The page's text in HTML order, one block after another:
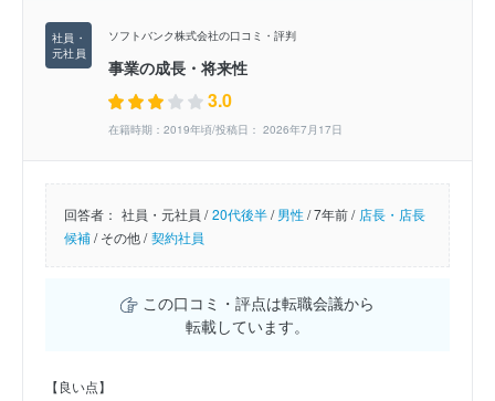
ソフトバンク株式会社の口コミ・評判
事業の成長・将来性
3.0
在籍時期：2019年頃/投稿日： 2026年7月17日
回答者： 社員・元社員 / 20代後半/男性/7年前 / 店長・店長
候補/その他 / 契約社員
この口コミ・評点は転職会議から
転載しています。
【良い点】